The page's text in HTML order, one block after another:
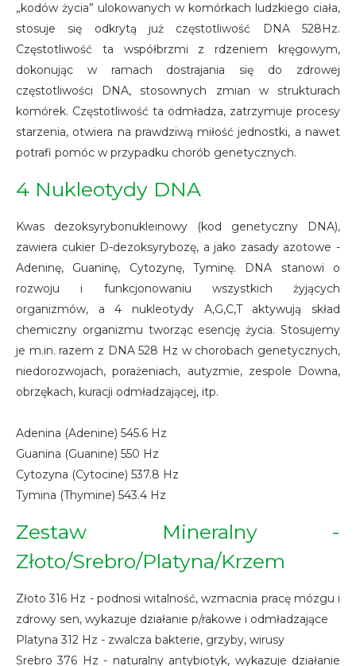
„kodów życia” ulokowanych w komórkach ludzkiego ciała,
stosuje się odkrytą już częstotliwość DNA 528Hz.
Częstotliwość ta współbrzmi z rdzeniem kręgowym,
dokonując w ramach dostrajania się do zdrowej
częstotliwości DNA, stosownych zmian w strukturach
komórek. Częstotliwość ta odmładza, zatrzymuje procesy
starzenia, otwiera na prawdziwą miłość jednostki, a nawet
potrafi pomóc w przypadku chorób genetycznych.
4 Nukleotydy DNA
Kwas dezoksyrybonukleinowy (kod genetyczny DNA),
zawiera cukier D-dezoksyrybozę, a jako zasady azotowe -
Adeninę, Guaninę, Cytozynę, Tyminę. DNA stanowi o
rozwoju i funkcjonowaniu wszystkich żyjących
organizmów, a 4 nukleotydy A,G,C,T aktywują skład
chemiczny organizmu tworząc esencję życia. Stosujemy
je m.in. razem z DNA 528 Hz w chorobach genetycznych,
niedorozwojach, porażeniach, autyzmie, zespole Downa,
obrzękach, kuracji odmładzającej, itp.
Adenina (Adenine) 545.6 Hz
Guanina (Guanine) 550 Hz
Cytozyna (Cytocine) 537.8 Hz
Tymina (Thymine) 543.4 Hz
Zestaw Mineralny -
Złoto/Srebro/Platyna/Krzem
Złoto 316 Hz - podnosi witalność, wzmacnia pracę mózgu i
zdrowy sen, wykazuje działanie p/rakowe i odmładzające
Platyna 312 Hz - zwalcza bakterie, grzyby, wirusy
Srebro 376 Hz - naturalny antybiotyk, wykazuje działanie